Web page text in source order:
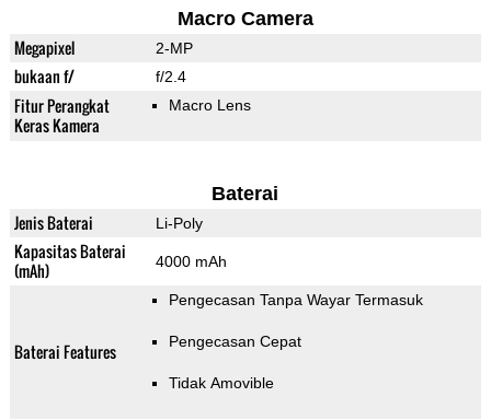
Macro Camera
Megapixel 2-MP
bukaan f/ f/2.4
Fitur Perangkat
Keras Kamera
Macro Lens
Baterai
Jenis Baterai Li-Poly
Kapasitas Baterai
(mAh)
4000 mAh
Baterai Features
Pengecasan Tanpa Wayar Termasuk
Pengecasan Cepat
Tidak Amovible